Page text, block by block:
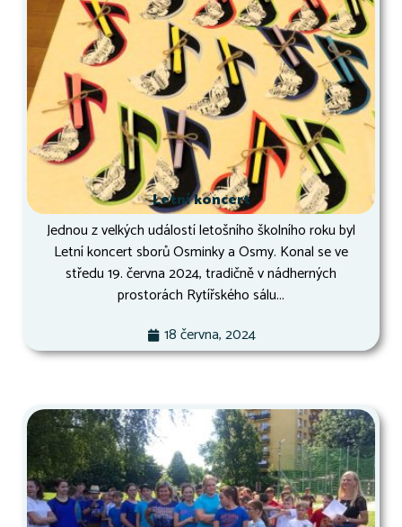
Letní koncert
Jednou z velkých událostí letošního školního roku byl
Letní koncert sborů Osminky a Osmy. Konal se ve
středu 19. června 2024, tradičně v nádherných
prostorách Rytířského sálu...
18 června, 2024